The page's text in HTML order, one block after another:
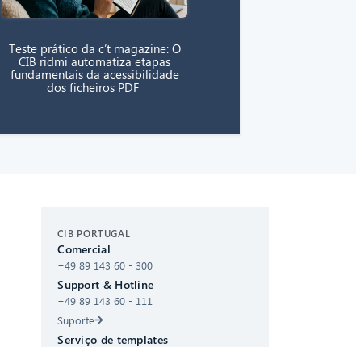
Teste prático da c’t magazine: O
CIB ridmi automatiza etapas
fundamentais da acessibilidade
dos ficheiros PDF
CIB PORTUGAL
Comercial
+49 89 143 60 - 300
Support & Hotline
+49 89 143 60 - 111
Suporte
Serviço de templates
Olá! O que posso fazer por si?